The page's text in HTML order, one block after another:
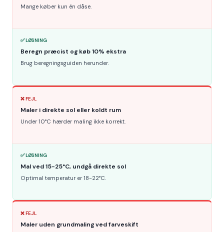
Mange køber kun én dåse.
✅ LØSNING
Beregn præcist og køb 10% ekstra
Brug beregningsguiden herunder.
❌ FEJL
Maler i direkte sol eller koldt rum
Under 10°C hærder maling ikke korrekt.
✅ LØSNING
Mal ved 15-25°C, undgå direkte sol
Optimal temperatur er 18-22°C.
❌ FEJL
Maler uden grundmaling ved farveskift